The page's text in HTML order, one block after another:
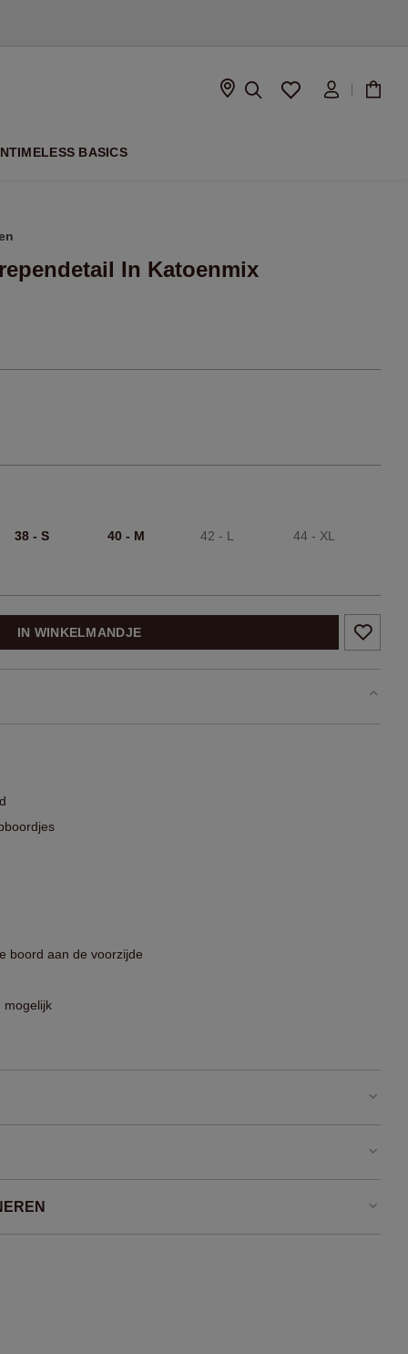
TIMELESS BASICS
In Katoenmix
38 - S 40 - M 42 - L 44 - XL
IN WINKELMANDJE
boord aan de voorzijde
mogelijk